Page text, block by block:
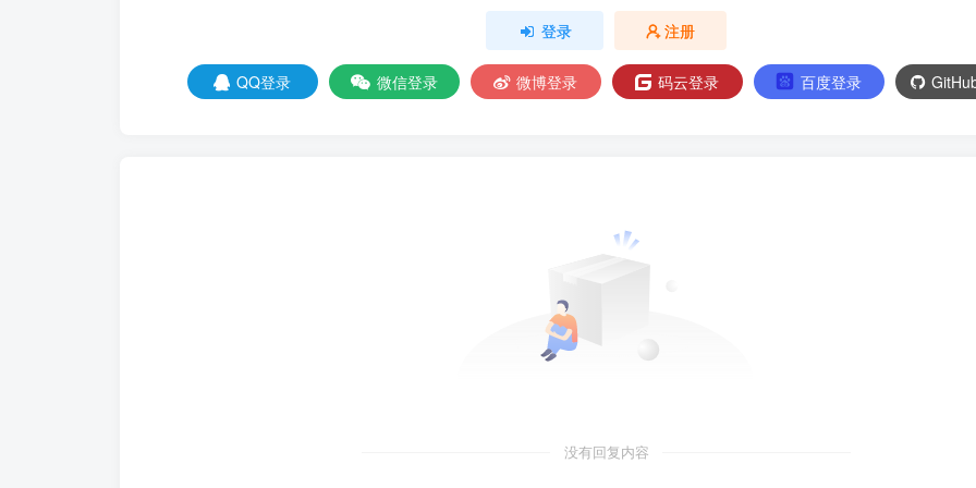
登录 注册
QQ登录 微信登录 微博登录 码云登录 百度登录
没有回复内容